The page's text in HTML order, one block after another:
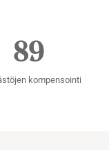
kompensointi
110